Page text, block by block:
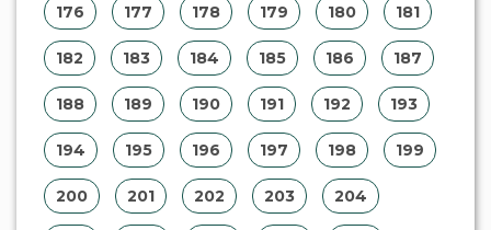
176 177 178 179 180 181
182 183 184 185 186 187
188 189 190 191 192 193
194 195 196 197 198 199
200 201 202 203 204